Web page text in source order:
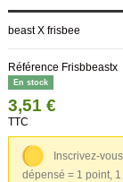
beast X frisbee
Référence Frisbbeastx
En stock
3,51 €
TTC
Inscrivez-
dépensé = 1 point,